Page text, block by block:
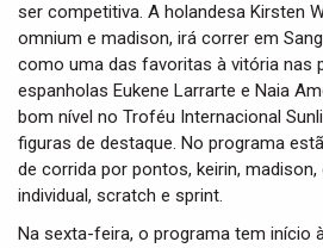
ser competitiva. A holandesa Kirsten
omnium e madison, irá correr em
como uma das favoritas à vitória nas
espanholas Eukene Larrarte e Naia
bom nível no Troféu Internacional
figuras de destaque. No programa
de corrida por pontos, keirin,
individual, scratch e sprint.
Na sexta-feira, o programa tem início